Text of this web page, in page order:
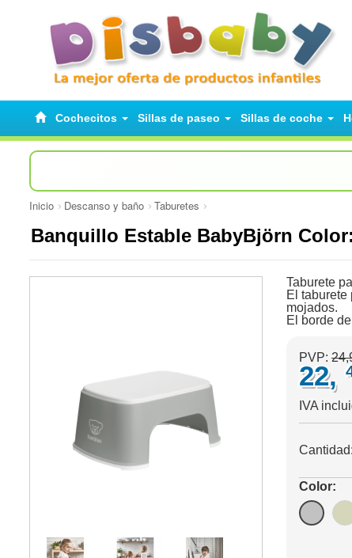
Cochecitos Sillas de paseo Sillas de coche
Inicio Descanso y baño Taburetes
Banquillo Estable BabyBjörn
Taburete
El
mojados.
El borde
PVP:
22,
IVA
Cantidad:
Color: